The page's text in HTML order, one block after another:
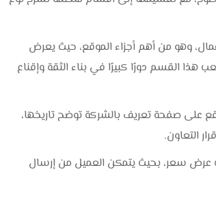
وهو من أهم أجزاء الموقع، حيث يعرض
هذا القسم دورًا كبيرًا في بناء الثقة وإقناع
على صفحة تعريف بالشركة توضح تاريخها،
التعاون.
عرض سعر، بحيث يتمكن العميل من إرسال